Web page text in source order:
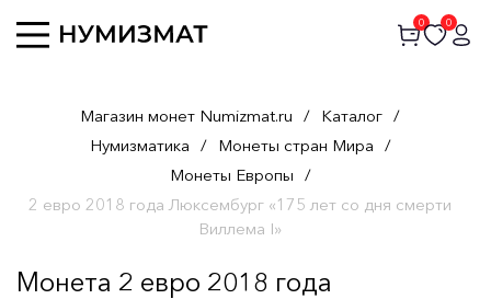
0 0
Магазин монет Numizmat.ru / Каталог /
Нумизматика / Монеты стран Мира /
Монеты Европы /
2 евро 2018 года Люксембург «175 лет со дня смерти
Виллема I»
Монета 2 евро 2018 года